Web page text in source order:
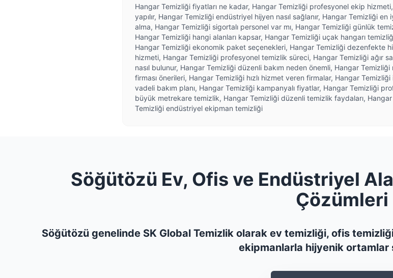
Hangar Temizliği fiyatları ne kadar, Hangar Temizliği profesyonel ekip
yapılır, Hangar Temizliği endüstriyel hijyen nasıl sağlanır, Hangar Temizliği
alma, Hangar Temizliği sigortalı personel var mı, Hangar Temizliği günlük
Hangar Temizliği hangi alanları kapsar, Hangar Temizliği uçak hangarı
Hangar Temizliği ekonomik paket seçenekleri, Hangar Temizliği dezenfekte
hizmeti, Hangar Temizliği profesyonel temizlik süreci, Hangar Temizliği ağır
nasıl bulunur, Hangar Temizliği düzenli bakım neden önemli, Hangar
firması önerileri, Hangar Temizliği hızlı hizmet veren firmalar, Hangar
vadeli bakım planı, Hangar Temizliği kampanyalı fiyatlar, Hangar Temizliği
büyük metrekare temizlik, Hangar Temizliği düzenli temizlik faydaları,
Temizliği endüstriyel ekipman temizliği
Söğütözü Ev, Ofis ve Endüstriyel
Çözümleri
Söğütözü genelinde SK Global Temizlik olarak ev temizliği, ofis
ekipmanlarla hijyenik ortamlar